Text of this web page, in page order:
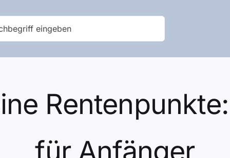
für Anfänger